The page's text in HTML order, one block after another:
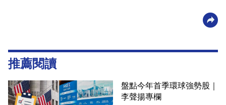
推薦閱讀
盤點今年首季環球強勢股｜
李聲揚專欄